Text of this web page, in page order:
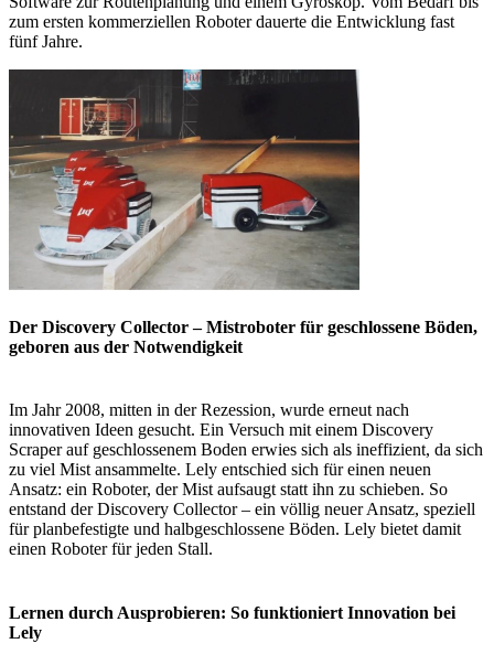
zum ersten kommerziellen Roboter dauerte die Entwicklung fast
fünf Jahre.
Der Discovery Collector – Mistroboter für geschlossene Böden,
geboren aus der Notwendigkeit
Im Jahr 2008, mitten in der Rezession, wurde erneut nach
innovativen Ideen gesucht. Ein Versuch mit einem Discovery
Scraper auf geschlossenem Boden erwies sich als ineffizient, da sich
zu viel Mist ansammelte. Lely entschied sich für einen neuen
Ansatz: ein Roboter, der Mist aufsaugt statt ihn zu schieben. So
entstand der Discovery Collector – ein völlig neuer Ansatz, speziell
für planbefestigte und halbgeschlossene Böden. Lely bietet damit
einen Roboter für jeden Stall.
Lernen durch Ausprobieren: So funktioniert Innovation bei
Lely